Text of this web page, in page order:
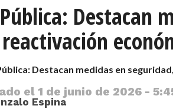
Destacan
Destacan medidas en
el 1 de junio de 2026 -
Espina